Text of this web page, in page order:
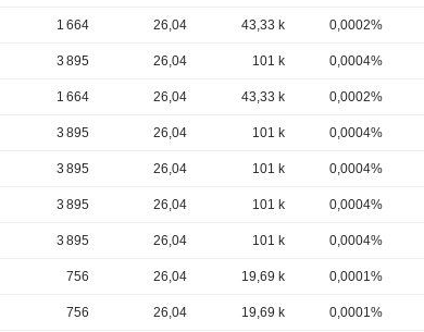
1 664 26,04 43,33 k 0,0002%
3 895 26,04 101 k 0,0004%
1 664 26,04 43,33 k 0,0002%
3 895 26,04 101 k 0,0004%
3 895 26,04 101 k 0,0004%
3 895 26,04 101 k 0,0004%
3 895 26,04 101 k 0,0004%
756 26,04 19,69 k 0,0001%
756 26,04 19,69 k 0,0001%